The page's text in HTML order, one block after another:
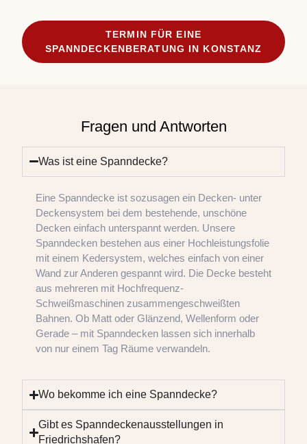
TERMIN FÜR EINE
SPANNDECKENBERATUNG IN KONSTANZ
Fragen und Antworten
Was ist eine Spanndecke?
Eine Spanndecke ist sozusagen ein Decken- unter
Deckensystem bei dem bestehende, unschöne
Decken einfach unterspannt werden. Unsere
Spanndecken bestehen aus einer Hochleistungsfolie
mit einem Kedersystem, welches einfach von einer
Wand zur Anderen gespannt wird. Die Decke besteht
aus mehreren mit Hochfrequenz-
Schweißmaschinen zusammengeschweißten
Bahnen. Ob Matt oder Glänzend, Wellenform oder
Gerade – mit Spanndecken lassen sich innerhalb
von nur einem Tag Räume verwandeln.
Wo bekomme ich eine Spanndecke?
Gibt es Spanndeckenausstellungen in
Friedrichshafen?